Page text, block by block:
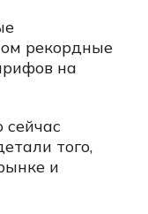
рекордные
на
сейчас
того,
и